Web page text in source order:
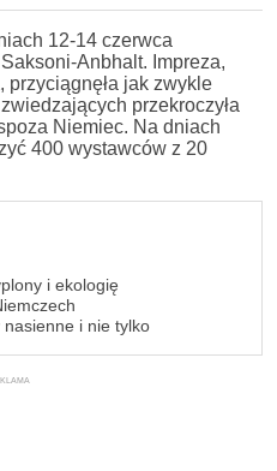
12-14 czerwca
Anbhalt. Impreza,
przyciągnęła jak zwykle
przekroczyła
Niemiec. Na dniach
400 wystawców z 20
i ekologię
i nie tylko